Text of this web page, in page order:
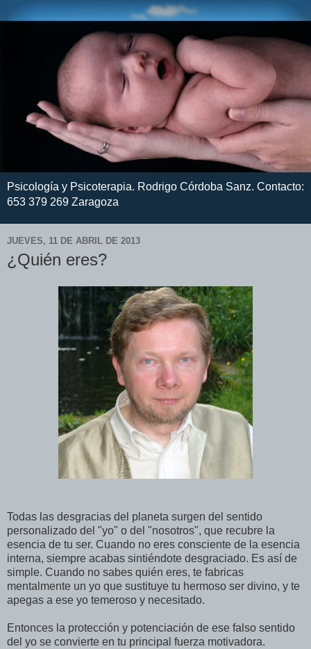
Psicología y Psicoterapia. Rodrigo Córdoba Sanz. Contacto:
653 379 269 Zaragoza
JUEVES, 11 DE ABRIL DE 2013
¿Quién eres?
Todas las desgracias del planeta surgen del sentido
personalizado del "yo" o del "nosotros", que recubre la
esencia de tu ser. Cuando no eres consciente de la esencia
interna, siempre acabas sintiéndote desgraciado. Es así de
simple. Cuando no sabes quién eres, te fabricas
mentalmente un yo que sustituye tu hermoso ser divino, y te
apegas a ese yo temeroso y necesitado.
Entonces la protección y potenciación de ese falso sentido
del yo se convierte en tu principal fuerza motivadora.